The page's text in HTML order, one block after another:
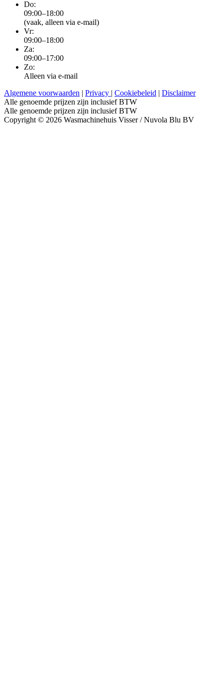
Do:
09:00–18:00
(vaak, alleen via e-mail)
Vr:
09:00–18:00
Za:
09:00–17:00
Zo:
Alleen via e-mail
Algemene voorwaarden | Privacy | Cookiebeleid | Disclaimer
Alle genoemde prijzen zijn inclusief BTW
Alle genoemde prijzen zijn inclusief BTW
Copyright © 2026 Wasmachinehuis Visser / Nuvola Blu BV